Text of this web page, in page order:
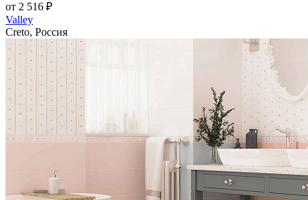
от 2 516 ₽
Valley
Creto, Россия